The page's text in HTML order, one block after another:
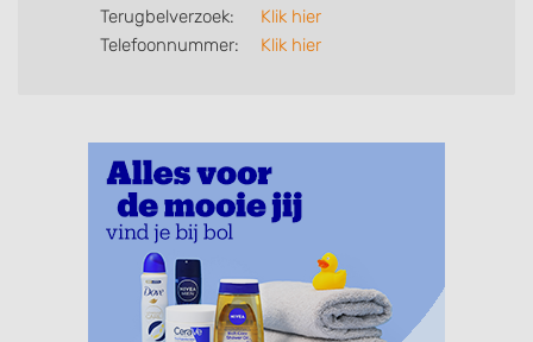
Terugbelverzoek:
Klik hier
Telefoonnummer:
Klik hier